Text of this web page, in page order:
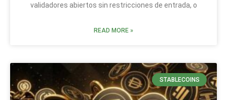
validadores abiertos sin restricciones de entrada, o
READ MORE »
STABLECOINS